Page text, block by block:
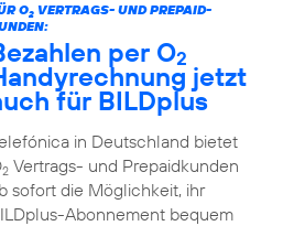
O2VERTRAGS- UND PREPAID-
per O2
jetzt
für BILDplus
in Deutschland bietet
2Vertrags- und Prepaidkunden
sofort die Möglichkeit, ihr
Abonnement bequem